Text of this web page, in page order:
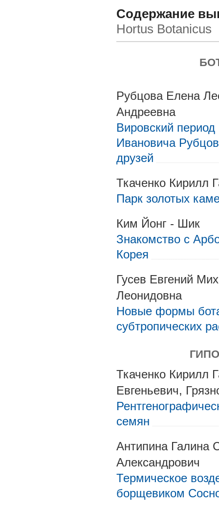
Содержание
Hortus Botanicus
Рубцова Елена
Андреевна
Вировский
Ивановича
друзей
Ткаченко Кирилл
Парк золотых
Ким Йонг - Шик
Знакомство с
Корея
Гусев Евгений
Леонидовна
Новые формы
субтропических
Ткаченко Кирилл
Евгеньевич,
семян
Антипина Галина
Александрович
Термическое
борщевиком